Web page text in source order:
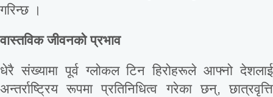
गरिन्छ ।
वास्तविक जीवनको प्रभाव
धेरै संख्यामा पूर्व ग्लोकल टिन हिरोहरूले आफ्नो देशलाई
अन्तर्राष्ट्रिय रूपमा प्रतिनिधित्व गरेका छन्, छात्रवृत्ति